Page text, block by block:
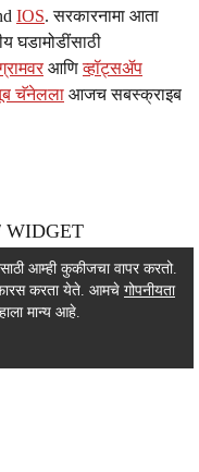
IOS. सरकारनामा आता
घडामोडींसाठी
आणिव्हॉट्सॲप
चॅनेलला आजच सबस्क्राइब
WIDGET
WIDGET
आम्ही कुकीजचा वापर करतो.
करता येते. आमचे गोपनीयता
मान्य आहे.